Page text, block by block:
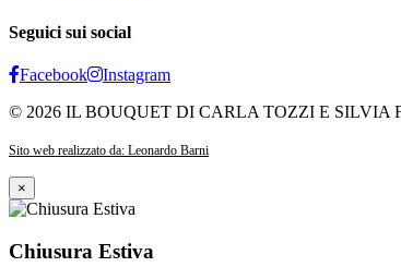
Seguici sui social
Facebook
Instagram
© 2026 IL BOUQUET DI CARLA TOZZI E SILVIA
Sito web realizzato da: Leonardo Barni
×
Chiusura Estiva